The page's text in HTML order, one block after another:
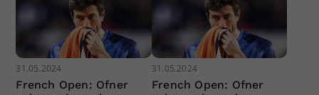
31.05.2024
French Open: Ofner
31.05.2024
French Open: Ofner